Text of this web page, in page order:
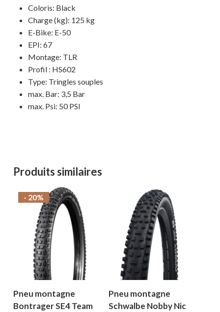
MAGASINER EN LIGNE
Coloris: Black
Charge (kg): 125 kg
E-Bike: E-50
EPI: 67
Montage: TLR
Profil : HS602
Type: Tringles souples
max. Bar: 3,5 Bar
max. Psi: 50 PSI
Produits similaires
- 20%
Pneu montagne
Bontrager SE4 Team
Pneu montagne
Schwalbe Nobby Nic